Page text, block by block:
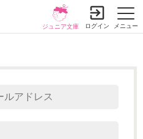
メニュー
ジュニア文庫 ログイン